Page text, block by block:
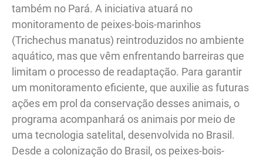
também no Pará. A iniciativa atuará no
monitoramento de peixes-bois-marinhos
(Trichechus manatus) reintroduzidos no ambiente
aquático, mas que vêm enfrentando barreiras que
limitam o processo de readaptação. Para garantir
um monitoramento eficiente, que auxilie as futuras
ações em prol da conservação desses animais, o
programa acompanhará os animais por meio de
uma tecnologia satelital, desenvolvida no Brasil.
Desde a colonização do Brasil, os peixes-bois-